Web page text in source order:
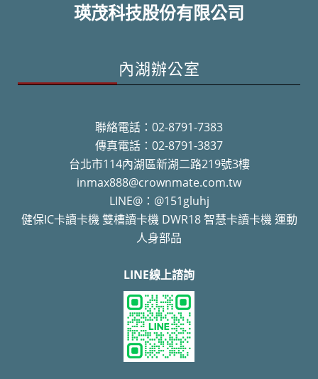
瑛茂科技股份有限公司
內湖辦公室
聯絡電話：02-8791-7383
傳真電話：02-8791-3837
台北市114內湖區新湖二路219號3樓
inmax888@crownmate.com.tw
LINE@：@151gluhj
健保IC卡讀卡機 雙槽讀卡機 DWR18 智慧卡讀卡機 運動
人身部品
LINE線上諮詢